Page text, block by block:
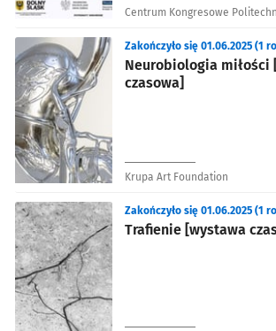
Centrum Kongresowe
Neurobiologia miłości
czasowa]
Zakończyło się 01.06.2025 (1
Krupa Art Foundation
Trafienie [wystawa
Zakończyło się 01.06.2025 (1